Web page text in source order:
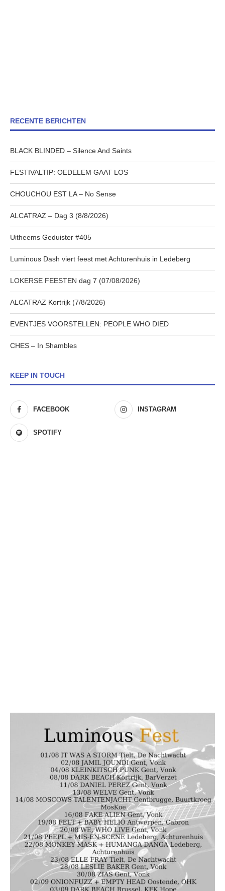
RECENTE BERICHTEN
BLACK BLINDED – Silence And Saints
FESTIVALTIP: OEDELEM GAAT LOS
CHOUCHOU EST LA – No Sense
ALCATRAZ – Dag 3 (8/8/2026)
Uitheems Geduister #405
Luminous Dash viert feest met Achturenhuis in Ledeberg
LOKERSE FEESTEN dag 7 (07/08/2026)
ALCATRAZ Kortrijk (7/8/2026)
EVENTJES VOORSTELLEN: PEOPLE WHO DIED
CHES – In Shambles
KEEP IN TOUCH
FACEBOOK INSTAGRAM
SPOTIFY